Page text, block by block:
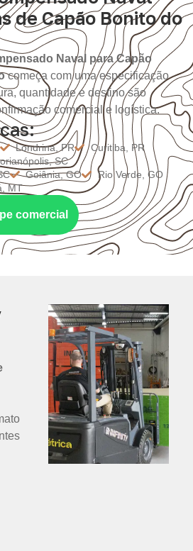
de Capão Bonito do
Naval para Capão
começa com uma especificação
quantidade e destino são
comercial e logística.
Londrina, PR
Curitiba, PR
SC
Goiânia, GO
Rio Verde, GO
MT
comercial